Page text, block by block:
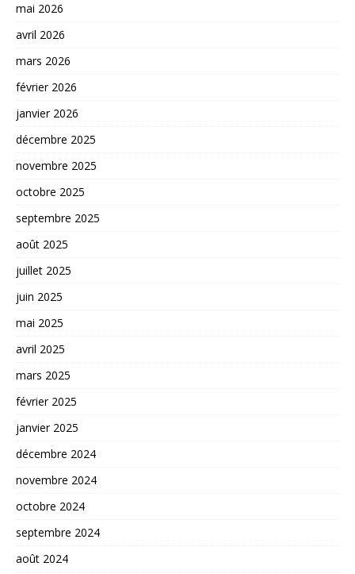
mai 2026
avril 2026
mars 2026
février 2026
janvier 2026
décembre 2025
novembre 2025
octobre 2025
septembre 2025
août 2025
juillet 2025
juin 2025
mai 2025
avril 2025
mars 2025
février 2025
janvier 2025
décembre 2024
novembre 2024
octobre 2024
septembre 2024
août 2024